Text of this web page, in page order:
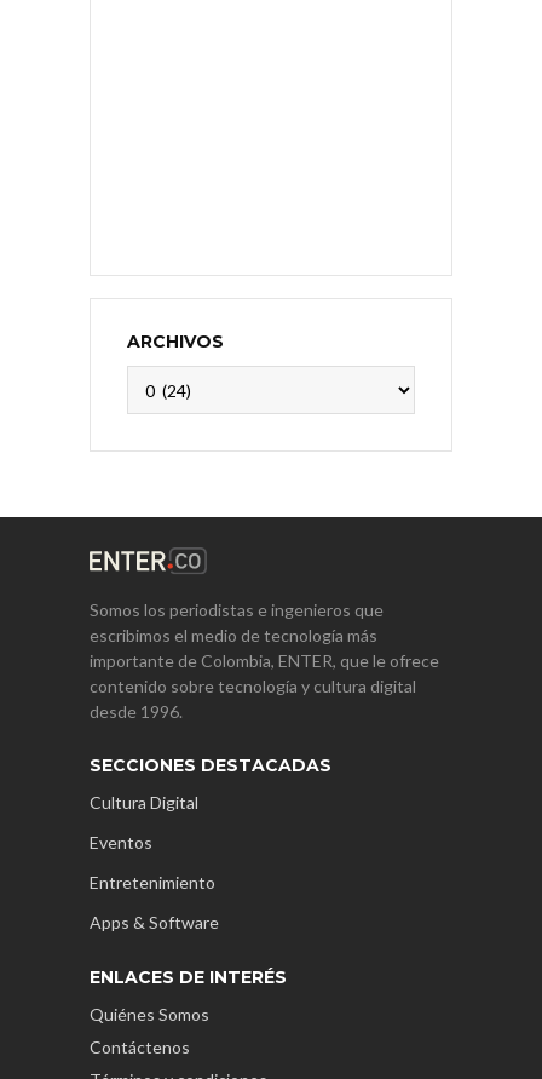
ARCHIVOS
Somos los periodistas e ingenieros que
escribimos el medio de tecnología más
importante de Colombia, ENTER, que le ofrece
contenido sobre tecnología y cultura digital
desde 1996.
SECCIONES DESTACADAS
Cultura Digital
Eventos
Entretenimiento
Apps & Software
ENLACES DE INTERÉS
Quiénes Somos
Contáctenos